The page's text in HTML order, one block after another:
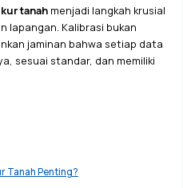
tanahmenjadi langkah krusial
lapangan. Kalibrasi bukan
jaminan bahwa setiap data
sesuai standar, dan memiliki
Tanah Penting?